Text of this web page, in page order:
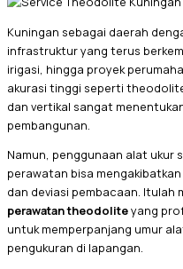
Kuningan sebagai daerah
infrastruktur yang terus
irigasi, hingga proyek
akurasi tinggi seperti
dan vertikal sangat
pembangunan.
Namun, penggunaan alat ukur
perawatan bisa
dan deviasi pembacaan. Itulah
perawatan theodoliteyang
untuk memperpanjang umur
pengukuran di lapangan.